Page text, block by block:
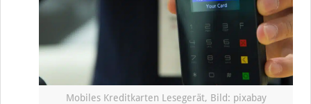
Mobiles Kreditkarten Lesegerät, Bild: pixabay